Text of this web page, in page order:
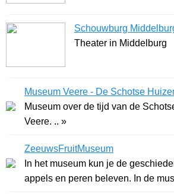
Schouwburg
Theater in Middelburg
Museum Veere - De Schotse
Museum over de tijd van de
Veere. .. »
ZeeuwsFruitMuseum
In het museum kun je de
appels en peren beleven. In de